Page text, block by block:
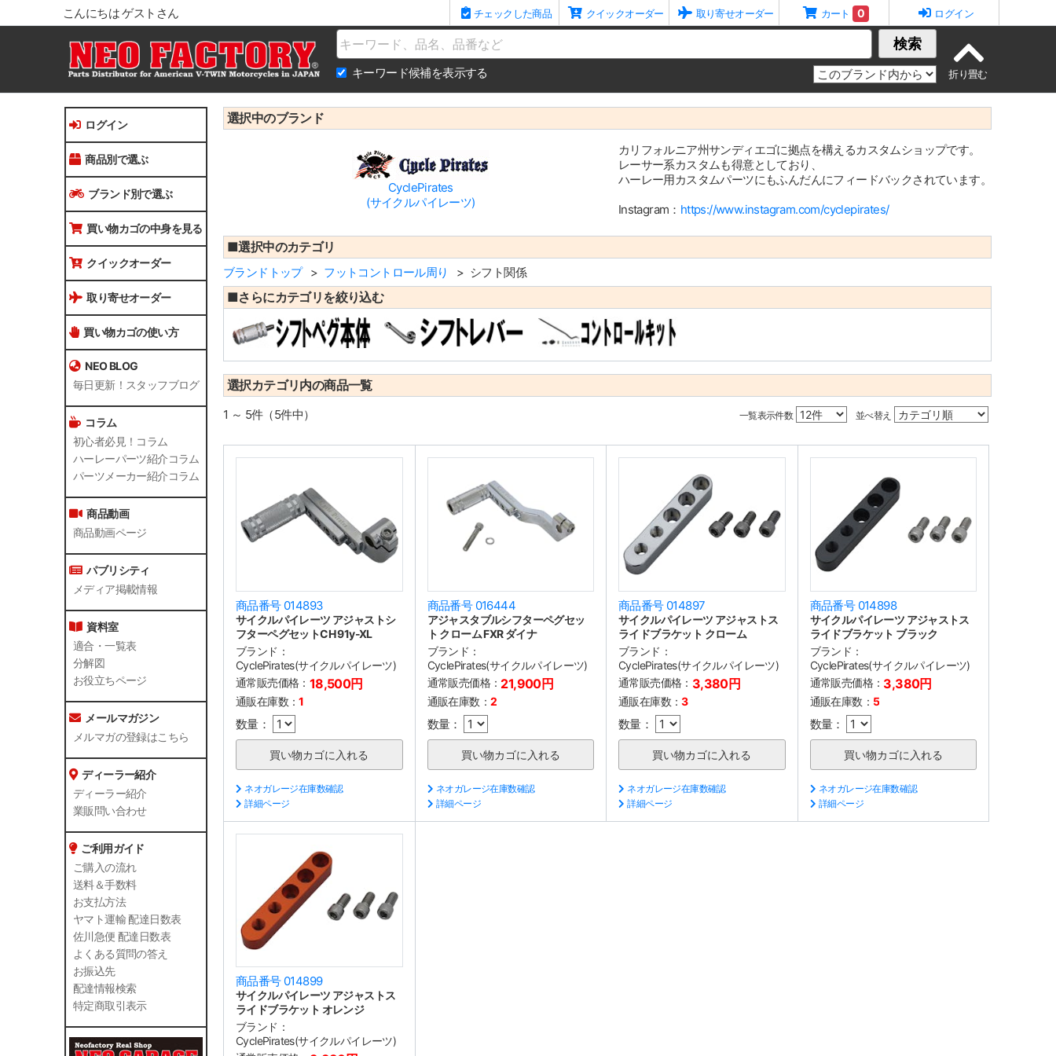
こんにちは ゲストさん チェックした商品 クイックオーダー 取り寄せオーダー カート 0 ログイン
Name 検索
キーワード候補を表示する
ログイン
商品別で選ぶ
ブランド別で選ぶ
買い物カゴの中身を見る
クイックオーダー
取り寄せオーダー
買い物カゴの使い方
NEO BLOG
毎日更新！スタッフブログ
コラム
初心者必見！コラム
ハーレーパーツ紹介コラム
パーツメーカー紹介コラム
商品動画
商品動画ページ
パブリシティ
メディア掲載情報
資料室
適合・一覧表
分解図
お役立ちページ
メールマガジン
メルマガの登録はこちら
ディーラー紹介
ディーラー紹介
業販問い合わせ
ご利用ガイド
ご購入の流れ
送料＆手数料
お支払方法
ヤマト運輸 配達日数表
佐川急便 配達日数表
よくある質問の答え
お振込先
配達情報検索
特定商取引表示
選択中のブランド
CyclePirates
(サイクルパイレーツ)
カリフォルニア州サンディエゴに拠点を構えるカスタムショップです。
レーサー系カスタムも得意としており、
ハーレー用カスタムパーツにもふんだんにフィードバックされています。
Instagram： https://www.instagram.com/cyclepirates/
■選択中のカテゴリ
ブランドトップ フットコントロール周り シフト関係
■さらにカテゴリを絞り込む
選択カテゴリ内の商品一覧
一覧表示件数 並べ替え
1 ～ 5件（5件中）
商品番号 014893
サイクルパイレーツ アジャストシ
フターペグセットCH 91y-XL
ブランド：
CyclePirates(サイクルパイレーツ)
通常販売価格： 18,500円
通販在庫数：1
数量：
ネオガレージ在庫数確認
詳細ページ
商品番号 016444
アジャスタブルシフターペグセッ
ト クローム FXR ダイナ
ブランド：
CyclePirates(サイクルパイレーツ)
通常販売価格： 21,900円
通販在庫数： 2
数量：
ネオガレージ在庫数確認
詳細ページ
商品番号 014897
サイクルパイレーツ アジャストス
ライドブラケット クローム
ブランド：
CyclePirates(サイクルパイレーツ)
通常販売価格： 3,380円
通販在庫数：3
数量：
ネオガレージ在庫数確認
詳細ページ
商品番号 014898
サイクルパイレーツ アジャストス
ライドブラケット ブラック
ブランド：
CyclePirates(サイクルパイレーツ)
通常販売価格： 3,380円
通販在庫数： 5
数量：
ネオガレージ在庫数確認
詳細ページ
商品番号 014899
サイクルパイレーツ アジャストス
ライドブラケット オレンジ
ブランド：
CyclePirates(サイクルパイレーツ)